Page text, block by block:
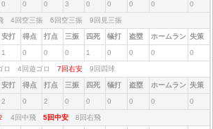
0 0 0 3 0 0 0 0 0
4回空三振 6回空三振 9回見三振
安打 得点 打点 三振 四死 犠打 盗塁 ホームラン 失策
1 0 0 0 1 0 0 0 0
ロ 4回遊ゴロ 7回右安 9回四球
安打 得点 打点 三振 四死 犠打 盗塁 ホームラン 失策
2 0 2 0 0 0 0 0 0
4回中飛 5回中安 8回右飛